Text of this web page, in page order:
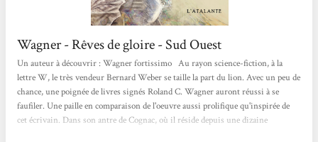
Wagner - Rêves de gloire - Sud Ouest
Un auteur à découvrir : Wagner fortissimo Au rayon science-fiction, à la
lettre W, le très vendeur Bernard Weber se taille la part du lion. Avec un peu de
chance, une poignée de livres signés Roland C. Wagner auront réussi à se
faufiler. Une paille en comparaison de l'oeuvre aussi prolifique qu'inspirée de
cet écrivain. Dans son antre de Cognac, où il réside depuis une dizaine